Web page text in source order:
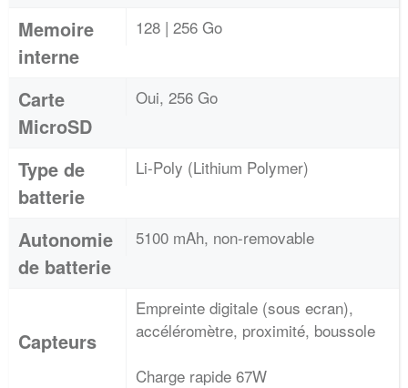
Memoire
interne
128 | 256 Go
Carte
MicroSD
Oui, 256 Go
Type de
batterie
Li-Poly (Lithium Polymer)
Autonomie
de batterie
5100 mAh, non-removable
Capteurs
Empreinte digitale (sous ecran),
accéléromètre, proximité, boussole
Charge rapide 67W